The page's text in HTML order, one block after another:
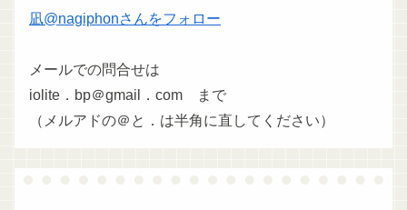
凪@nagiphonさんをフォロー
メールでの問合せは
iolite．bp＠gmail．com まで
（メルアドの＠と．は半角に直してください）